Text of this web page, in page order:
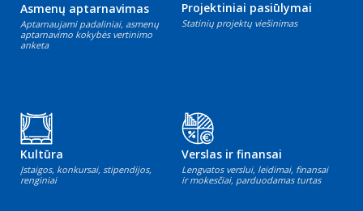
Asmenų aptarnavimas
Aptarnaujami padaliniai, asmenų
aptarnavimo kokybės vertinimo
anketa
Projektiniai pasiūlymai
Statinių projektų viešinimas
Kultūra
Įstaigos, konkursai, stipendijos,
renginiai
Verslas ir finansai
Lengvatos verslui, leidimai, finansai
ir mokesčiai, parduodamas turtas